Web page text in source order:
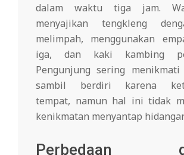
dalam waktu tiga jam.
menyajikan tengkleng
melimpah, menggunakan
iga, dan kaki kambing
Pengunjung sering menikmati
sambil berdiri karena
tempat, namun hal ini tidak
kenikmatan menyantap
Perbedaan